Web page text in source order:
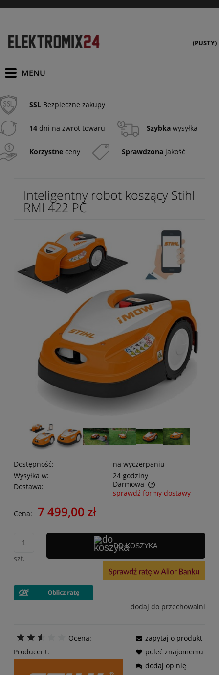
(PUSTY)
SSL Bezpieczne zakupy
14 dni na zwrot towaru Szybka wysyłka
Korzystne ceny Sprawdzona jakość
Inteligentny robot koszący Stihl
RMI 422 PC
Dostępność:
na wyczerpaniu
Wysyłka w:
24 godziny
Dostawa:
Darmowa
sprawdź formy dostawy
Cena: 7 499,00 zł
szt.
DO KOSZYKA
dodaj do przechowalni
Ocena:
Producent:
zapytaj o produkt
poleć znajomemu
dodaj opinię